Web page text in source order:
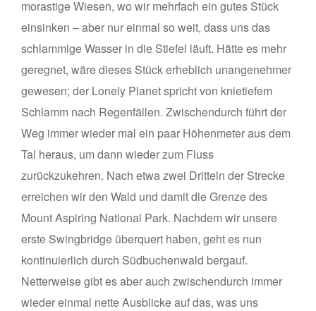
morastige Wiesen, wo wir mehrfach ein gutes Stück
einsinken – aber nur einmal so weit, dass uns das
schlammige Wasser in die Stiefel läuft. Hätte es mehr
geregnet, wäre dieses Stück erheblich unangenehmer
gewesen; der Lonely Planet spricht von knietiefem
Schlamm nach Regenfällen. Zwischendurch führt der
Weg immer wieder mal ein paar Höhenmeter aus dem
Tal heraus, um dann wieder zum Fluss
zurückzukehren. Nach etwa zwei Dritteln der Strecke
erreichen wir den Wald und damit die Grenze des
Mount Aspiring National Park. Nachdem wir unsere
erste Swingbridge überquert haben, geht es nun
kontinuierlich durch Südbuchenwald bergauf.
Netterweise gibt es aber auch zwischendurch immer
wieder einmal nette Ausblicke auf das, was uns